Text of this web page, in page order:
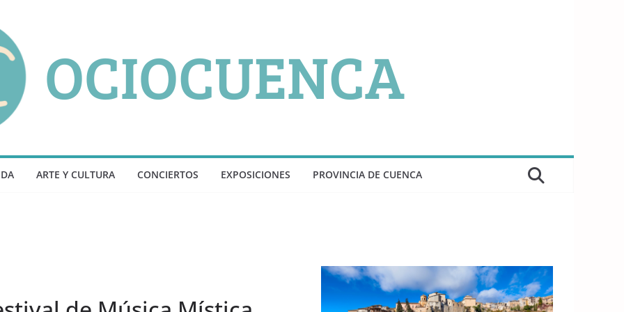
ARTE Y CULTURA CONCIERTOS EXPOSICIONES PROVINCIA DE CUENCA